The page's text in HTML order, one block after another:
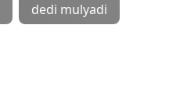
dedi mulyadi